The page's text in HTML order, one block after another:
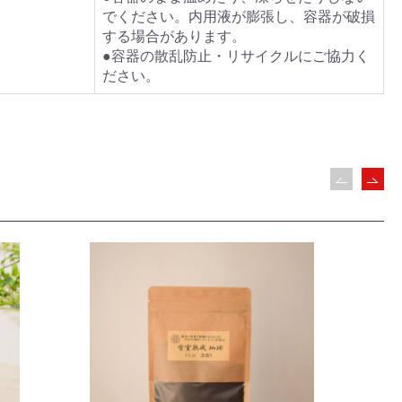
でください。内用液が膨張し、容器が破損
する場合があります。
●容器の散乱防止・リサイクルにご協力く
ださい。